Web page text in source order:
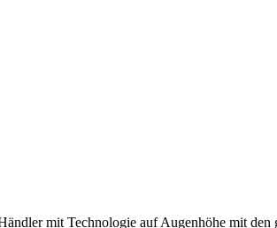
mit Technologie auf Augenhöhe mit